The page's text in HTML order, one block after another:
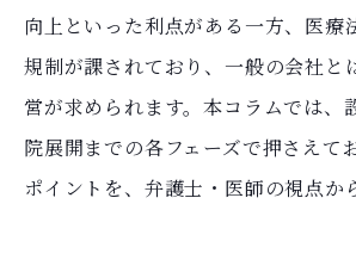
向上といった利点がある一方、医療
規制が課されており、一般の会社と
営が求められます。本コラムでは、
院展開までの各フェーズで押さえて
ポイントを、弁護士・医師の視点か